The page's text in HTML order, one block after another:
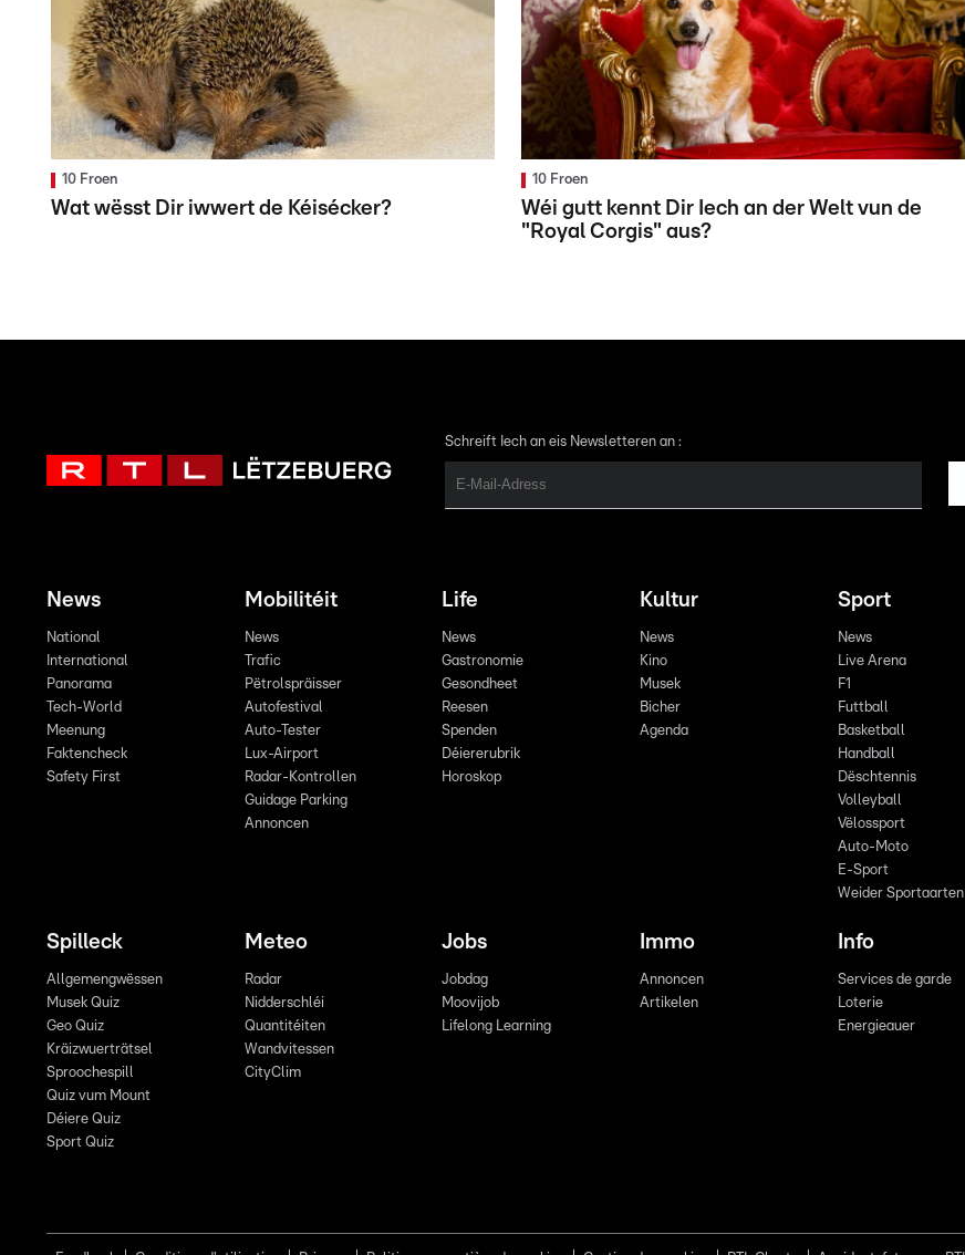
10 Froen
Wat wësst Dir iwwert de Kéisécker?
10 Froen
Wéi gutt kennt Dir Iech an der Welt vun de
"Royal Corgis" aus?
Schreift Iech an eis Newsletteren an :
News
National
International
Panorama
Tech-World
Meenung
Faktencheck
Safety First
Mobilitéit
News
Trafic
Pëtrolspräisser
Autofestival
Auto-Tester
Lux-Airport
Radar-Kontrollen
Guidage Parking
Annoncen
Life
News
Gastronomie
Gesondheet
Reesen
Spenden
Déiererubrik
Horoskop
Kultur
News
Kino
Musek
Bicher
Agenda
Sport
News
Live Arena
F1
Futtball
Basketball
Handball
Dëschtennis
Volleyball
Vëlossport
Auto-Moto
E-Sport
Weider Sportaarten
Spilleck
Allgemengwëssen
Musek Quiz
Geo Quiz
Kräizwuerträtsel
Sproochespill
Quiz vum Mount
Déiere Quiz
Sport Quiz
Meteo
Radar
Nidderschléi
Quantitéiten
Wandvitessen
CityClim
Jobs
Jobdag
Moovijob
Lifelong Learning
Immo
Annoncen
Artikelen
Info
Services de garde
Loterie
Energieauer